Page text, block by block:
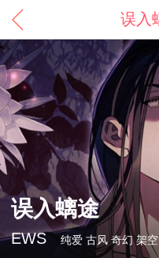
误入
误入螭途
EWS 纯爱 古风 奇幻 架空